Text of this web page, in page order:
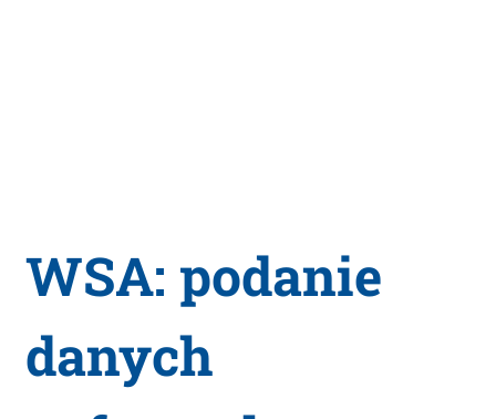
WSA: podanie
danych